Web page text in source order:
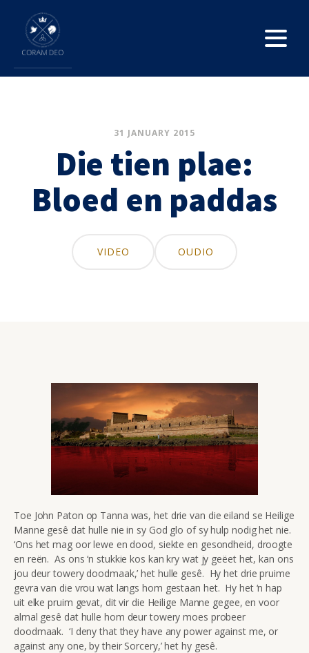
31 JANUARY 2015
Die tien plae:
Bloed en paddas
VIDEO OUDIO
Toe John Paton op Tanna was, het drie van die eiland se Heilige
Manne gesê dat hulle nie in sy God glo of sy hulp nodig het nie.
‘Ons het mag oor lewe en dood, siekte en gesondheid, droogte
en reën. As ons ‘n stukkie kos kan kry wat jy geëet het, kan ons
jou deur towery doodmaak,’ het hulle gesê. Hy het drie pruime
gevra van die vrou wat langs hom gestaan het. Hy het ‘n hap
uit elke pruim gevat, dit vir die Heilige Manne gegee, en voor
almal gesê dat hulle hom deur towery moes probeer
doodmaak. ‘I deny that they have any power against me, or
against any one, by their Sorcery,’ het hy gesê.